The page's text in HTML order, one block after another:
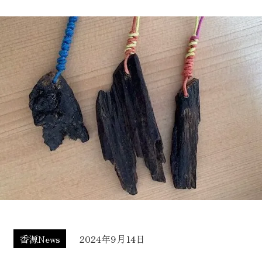
香源News 2024年9月14日